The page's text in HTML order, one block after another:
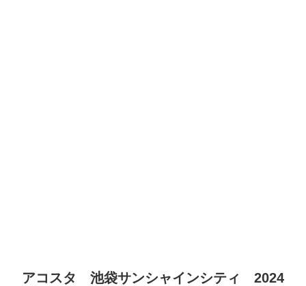
アコスタ 池袋サンシャインシティ 2024